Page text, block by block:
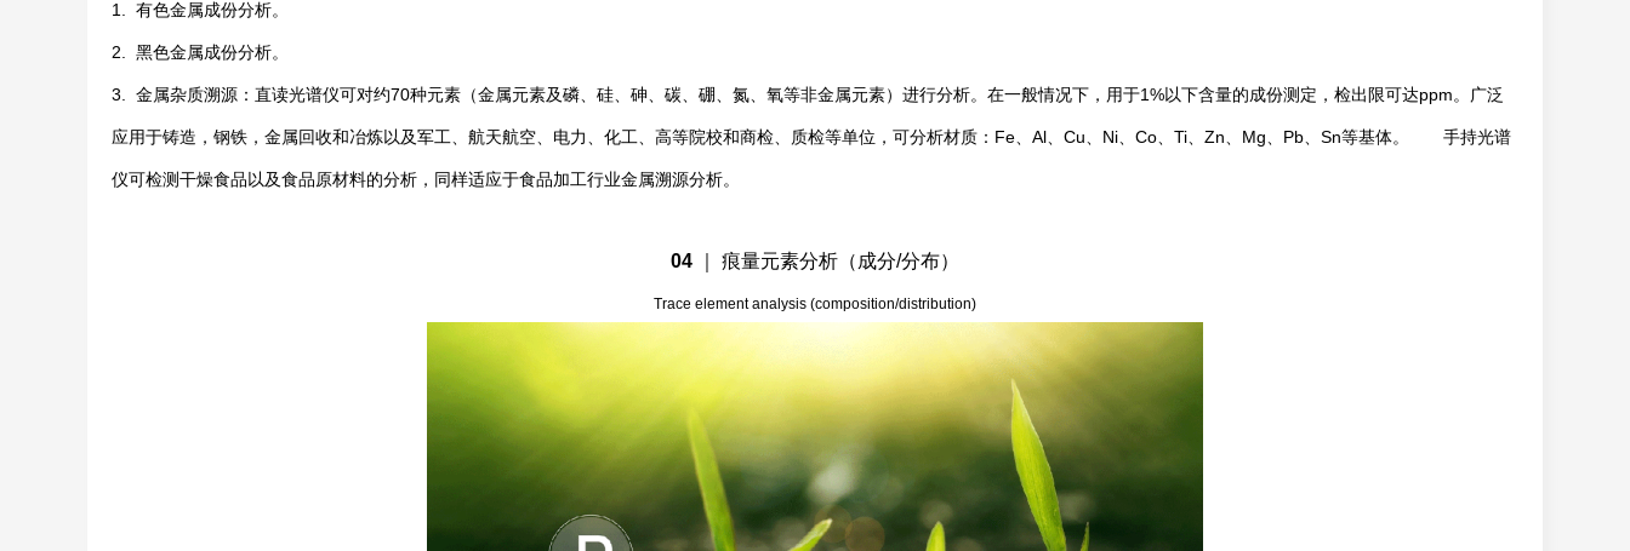
1. 有色金属成份分析。
2. 黑色金属成份分析。
3. 金属杂质溯源：直读光谱仪可对约70种元素（金属元素及磷、硅、砷、碳、硼、氮、氧等非金属元素）进行分析。在一般情况下，用于1%以下含量的成份测定，检出限可达ppm。广泛
应用于铸造，钢铁，金属回收和冶炼以及军工、航天航空、电力、化工、高等院校和商检、质检等单位，可分析材质：Fe、Al、Cu、Ni、Co、Ti、Zn、Mg、Pb、Sn等基体。 手持光谱
仪可检测干燥食品以及食品原材料的分析，同样适应于食品加工行业金属溯源分析。
04 ｜ 痕量元素分析（成分/分布）
Trace element analysis (composition/distribution)